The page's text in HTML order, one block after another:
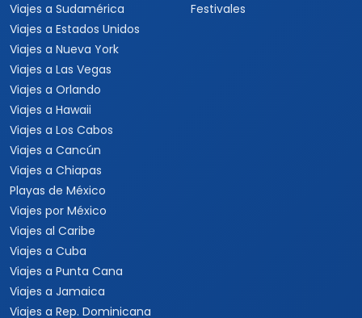
Viajes a Sudamérica
Viajes a Estados Unidos
Viajes a Nueva York
Viajes a Las Vegas
Viajes a Orlando
Viajes a Hawaii
Viajes a Los Cabos
Viajes a Cancún
Viajes a Chiapas
Playas de México
Viajes por México
Viajes al Caribe
Viajes a Cuba
Viajes a Punta Cana
Viajes a Jamaica
Viajes a Rep. Dominicana
Festivales